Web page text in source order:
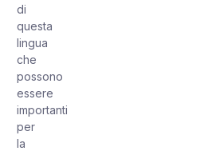
di
questa
lingua
che
possono
essere
importanti
per
la